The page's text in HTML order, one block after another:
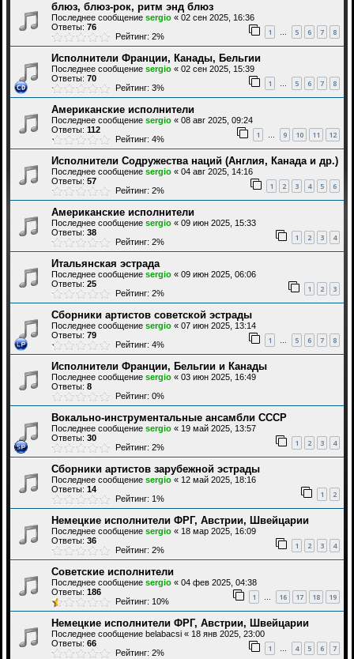
блюз, блюз-рок, ритм энд блюз
Последнее сообщение sergio « 02 сен 2025, 16:36
Ответы: 76 1 … 5 6 7 8
Рейтинг: 2%
Исполнители Франции, Канады, Бельгии
Последнее сообщение sergio « 02 сен 2025, 15:39
Ответы: 70 1 … 5 6 7 8
Рейтинг: 3%
Американские исполнители
Последнее сообщение sergio « 08 авг 2025, 09:24
Ответы: 112 1 … 9 10 11 12
Рейтинг: 4%
Исполнители Содружества наций (Англия, Канада и др.)
Последнее сообщение sergio « 04 авг 2025, 14:16
Ответы: 57 1 2 3 4 5 6
Рейтинг: 2%
Американские исполнители
Последнее сообщение sergio « 09 июн 2025, 15:33
Ответы: 38 1 2 3 4
Рейтинг: 2%
Итальянская эстрада
Последнее сообщение sergio « 09 июн 2025, 06:06
Ответы: 25 1 2 3
Рейтинг: 2%
Сборники артистов советской эстрады
Последнее сообщение sergio « 07 июн 2025, 13:14
Ответы: 79 1 … 5 6 7 8
Рейтинг: 4%
Исполнители Франции, Бельгии и Канады
Последнее сообщение sergio « 03 июн 2025, 16:49
Ответы: 8
Рейтинг: 0%
Вокально-инструментальные ансамбли СССР
Последнее сообщение sergio « 19 май 2025, 13:57
Ответы: 30 1 2 3 4
Рейтинг: 2%
Сборники артистов зарубежной эстрады
Последнее сообщение sergio « 12 май 2025, 18:16
Ответы: 14 1 2
Рейтинг: 1%
Немецкие исполнители ФРГ, Австрии, Швейцарии
Последнее сообщение sergio « 18 мар 2025, 16:09
Ответы: 36 1 2 3 4
Рейтинг: 2%
Советские исполнители
Последнее сообщение sergio « 04 фев 2025, 04:38
Ответы: 186 1 … 16 17 18 19
Рейтинг: 10%
Немецкие исполнители ФРГ, Австрии, Швейцарии
Последнее сообщение belabacsi « 18 янв 2025, 23:00
Ответы: 66 1 … 4 5 6 7
Рейтинг: 2%